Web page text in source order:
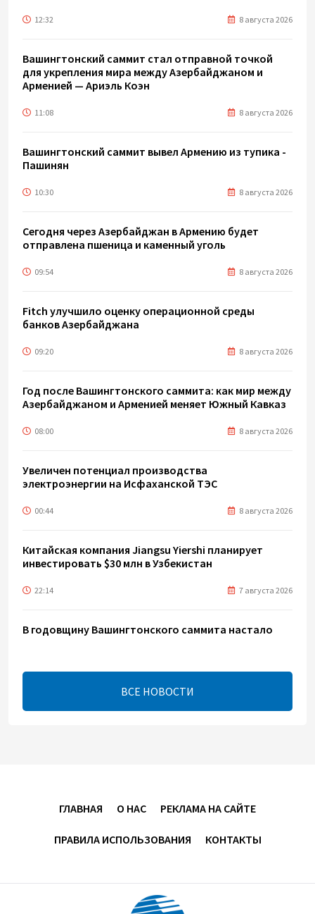
12:32 8 августа 2026
Вашингтонский саммит стал отправной точкой
для укрепления мира между Азербайджаном и
Арменией — Ариэль Коэн
11:08 8 августа 2026
Вашингтонский саммит вывел Армению из тупика -
Пашинян
10:30 8 августа 2026
Сегодня через Азербайджан в Армению будет
отправлена пшеница и каменный уголь
09:54 8 августа 2026
Fitch улучшило оценку операционной среды
банков Азербайджана
09:20 8 августа 2026
Год после Вашингтонского саммита: как мир между
Азербайджаном и Арменией меняет Южный Кавказ
08:00 8 августа 2026
Увеличен потенциал производства
электроэнергии на Исфаханской ТЭС
00:44 8 августа 2026
Китайская компания Jiangsu Yiershi планирует
инвестировать $30 млн в Узбекистан
22:14 7 августа 2026
В годовщину Вашингтонского саммита настало
Минфин Азербайджана отчитался о работе,
проделанной в I полугодии
7 августа 2026
PASHA Holding продолжает успешную реализацию
проекта «Fərqindəlik», который был запущен в 2025
ВСЕ НОВОСТИ
ГЛАВНАЯ О НАС РЕКЛАМА НА САЙТЕ
ПРАВИЛА ИСПОЛЬЗОВАНИЯ КОНТАКТЫ